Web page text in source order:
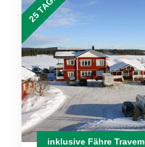
25 TAGE
inklusive Fähre